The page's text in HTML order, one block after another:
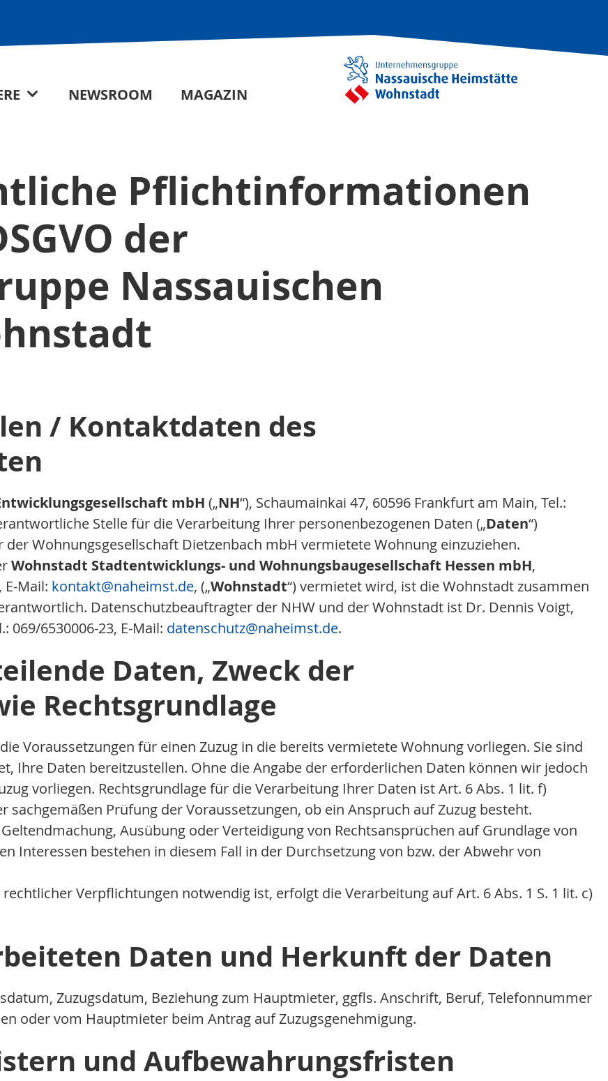
NEWSROOM MAGAZIN
Pflichtinformationen
der
Nassauischen
/ Kontaktdaten des
mbH („NH“), Schaumainkai 47, 60596 Frankfurt am Main, Tel.:
Stelle für die Verarbeitung Ihrer personenbezogenen Daten („Daten“)
Wohnungsgesellschaft Dietzenbach mbH vermietete Wohnung einzuziehen.
Wohnstadt Stadtentwicklungs- und Wohnungsbaugesellschaft Hessen mbH,
E-Mail: kontakt@naheimst.de, („Wohnstadt“) vermietet wird, ist die Wohnstadt zusammen
Datenschutzbeauftragter der NHW und der Wohnstadt ist Dr. Dennis Voigt,
069/6530006-23, E-Mail: datenschutz@naheimst.de.
Daten, Zweck der
Rechtsgrundlage
Voraussetzungen für einen Zuzug in die bereits vermietete Wohnung vorliegen. Sie sind
Ihre Daten bereitzustellen. Ohne die Angabe der erforderlichen Daten können wir jedoch
vorliegen. Rechtsgrundlage für die Verarbeitung Ihrer Daten ist Art. 6 Abs. 1 lit. f)
sachgemäßen Prüfung der Voraussetzungen, ob ein Anspruch auf Zuzug besteht.
Ausübung oder Verteidigung von Rechtsansprüchen auf Grundlage von
Interessen bestehen in diesem Fall in der Durchsetzung von bzw. der Abwehr von
Verpflichtungen notwendig ist, erfolgt die Verarbeitung auf Art. 6 Abs. 1 S. 1 lit. c)
Daten und Herkunft der Daten
Zuzugsdatum, Beziehung zum Hauptmieter, ggfls. Anschrift, Beruf, Telefonnummer
oder vom Hauptmieter beim Antrag auf Zuzugsgenehmigung.
und Aufbewahrungsfristen